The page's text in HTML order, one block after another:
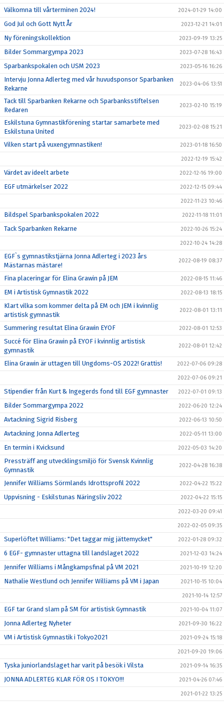
Välkomna till vårterminen 2024! 2024-01-29 14:00
God Jul och Gott Nytt År 2023-12-21 14:01
Ny föreningskollektion 2023-09-19 13:25
Bilder Sommargympa 2023 2023-07-28 16:43
Sparbankspokalen och USM 2023 2023-05-16 16:26
Intervju Jonna Adlerteg med vår huvudsponsor Sparbanken
Rekarne
2023-04-06 13:51
Tack till Sparbanken Rekarne och Sparbanksstiftelsen
Redaren
2023-02-10 15:19
Eskilstuna Gymnastikförening startar samarbete med
Eskilstuna United
2023-02-08 15:21
Vilken start på vuxengymnastiken! 2023-01-18 16:50
2022-12-19 15:42
Värdet av ideelt arbete 2022-12-16 19:00
EGF utmärkelser 2022 2022-12-15 09:44
2022-11-23 10:46
Bildspel Sparbankspokalen 2022 2022-11-18 11:01
Tack Sparbanken Rekarne 2022-10-26 15:24
2022-10-24 14:28
EGF`s gymnastikstjärna Jonna Adlerteg i 2023 års
Mästarnas mästare!
2022-08-19 08:37
Fina placeringar för Elina Grawin på JEM 2022-08-15 11:46
EM i Artistisk Gymnastik 2022 2022-08-13 18:15
Klart vilka som kommer delta på EM och JEM i kvinnlig
artistisk gymnastik
2022-08-01 13:11
Summering resultat Elina Grawin EYOF 2022-08-01 12:53
Succé för Elina Grawin på EYOF i kvinnlig artistisk
gymnastik
2022-08-01 12:42
Elina Grawin är uttagen till Ungdoms-OS 2022! Grattis! 2022-07-06 09:28
2022-07-06 09:21
Stipendier från Kurt & Ingegerds fond till EGF gymnaster 2022-07-01 09:13
Bilder Sommargympa 2022 2022-06-20 12:24
Avtackning Sigrid Risberg 2022-06-13 10:50
Avtackning Jonna Adlerteg 2022-05-11 13:00
En termin i Kvicksund 2022-05-03 14:20
Pressträff ang utvecklingsmiljö för Svensk Kvinnlig
Gymnastik
2022-04-28 16:38
Jennifer Williams Sörmlands Idrottsprofil 2022 2022-04-22 15:22
Uppvisning - Eskilstunas Näringsliv 2022 2022-04-22 15:15
2022-03-20 09:41
2022-02-05 09:35
Superlöftet Williams: "Det taggar mig jättemycket" 2022-01-28 09:32
6 EGF- gymnaster uttagna till landslaget 2022 2021-12-03 14:24
Jennifer Williams i Mångkampsfinal på VM 2021 2021-10-19 12:20
Nathalie Westlund och Jennifer Williams på VM i Japan 2021-10-15 10:04
2021-10-14 12:57
EGF tar Grand slam på SM för artistisk Gymnastik 2021-10-04 11:07
Jonna Adlerteg Nyheter 2021-09-30 16:22
VM i Artistisk Gymnastik i Tokyo2021 2021-09-24 15:18
2021-09-20 19:06
Tyska juniorlandslaget har varit på besök i Vilsta 2021-09-14 16:35
JONNA ADLERTEG KLAR FÖR OS I TOKYO!!! 2021-04-26 07:46
2021-01-22 13:25